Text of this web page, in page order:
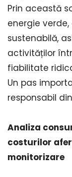
Prin această
energie
sustenabilă,
activităților
fiabilitate
Un pas
responsabil
Analiza
costurilor
monitorizare